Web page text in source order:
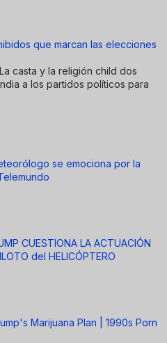
que marcan las elecciones
casta y la religión child dos
a los partidos políticos para
se emociona por la
CUESTIONA LA ACTUACIÓN
del HELICÓPTERO
Marijuana Plan | 1990s Porn